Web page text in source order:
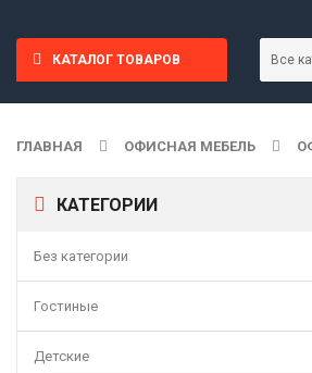
КАТАЛОГ ТОВАРОВ
ГЛАВНАЯ ОФИСНАЯ МЕБЕЛЬ
КАТЕГОРИИ
Без категории
Гостиные
Детские